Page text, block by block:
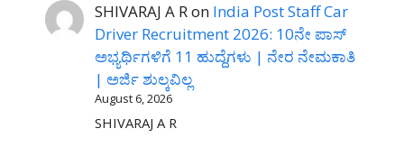
SHIVARAJ A Ron India Post Staff Car
Driver Recruitment 2026: 10ನೇ ಪಾಸ್
ಅಭ್ಯರ್ಥಿಗಳಿಗೆ 11 ಹುದ್ದೆಗಳು | ನೇರ ನೇಮಕಾತಿ
| ಅರ್ಜಿ ಶುಲ್ಕವಿಲ್ಲ
August 6, 2026
SHIVARAJ A R